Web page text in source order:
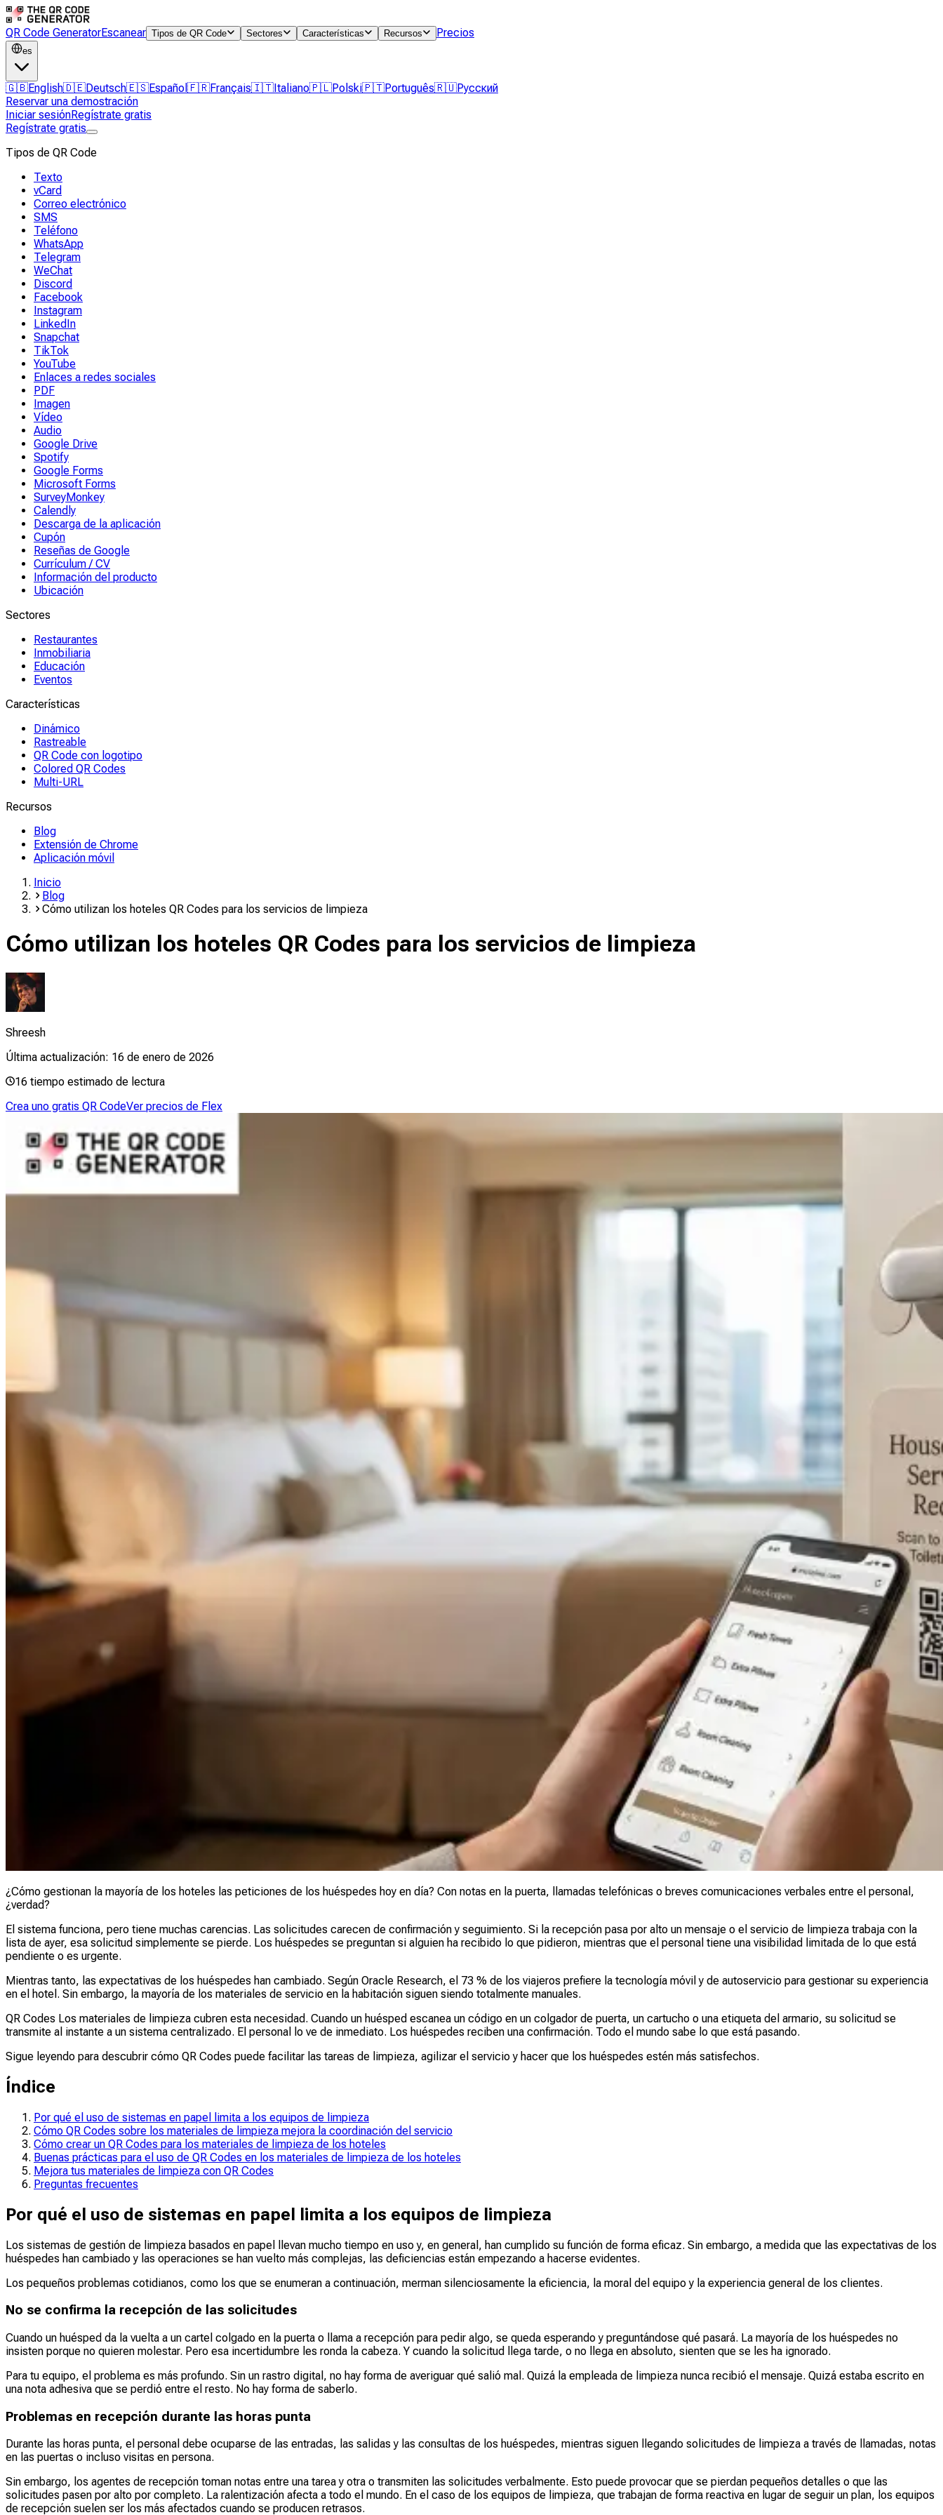
QR Code GeneratorEscanear Tipos de QR Code Sectores Características Recursos Precios
es
🇬🇧English🇩🇪Deutsch🇪🇸Español 🇫🇷Français🇮🇹Italiano🇵🇱Polski🇵🇹Português🇷🇺Русский
Reservar una demostración
Iniciar sesiónRegístrate gratis
Regístrate gratis
Tipos de QR Code
Texto
vCard
Correo electrónico
SMS
Teléfono
WhatsApp
Telegram
WeChat
Discord
Facebook
Instagram
LinkedIn
Snapchat
TikTok
YouTube
Enlaces a redes sociales
PDF
Imagen
Vídeo
Audio
Google Drive
Spotify
Google Forms
Microsoft Forms
SurveyMonkey
Calendly
Descarga de la aplicación
Cupón
Reseñas de Google
Currículum / CV
Información del producto
Ubicación
Sectores
Restaurantes
Inmobiliaria
Educación
Eventos
Características
Dinámico
Rastreable
QR Code con logotipo
Colored QR Codes
Multi-URL
Recursos
Blog
Extensión de Chrome
Aplicación móvil
Inicio
Blog
Cómo utilizan los hoteles QR Codes para los servicios de limpieza
Cómo utilizan los hoteles QR Codes para los servicios de limpieza
Shreesh
Última actualización: 16 de enero de 2026
16 tiempo estimado de lectura
Crea uno gratis QR CodeVer precios de Flex
¿Cómo gestionan la mayoría de los hoteles las peticiones de los huéspedes hoy en día? Con notas en la puerta, llamadas telefónicas o breves comunicaciones verbales entre el personal,
¿verdad?
El sistema funciona, pero tiene muchas carencias. Las solicitudes carecen de confirmación y seguimiento. Si la recepción pasa por alto un mensaje o el servicio de limpieza trabaja con la
lista de ayer, esa solicitud simplemente se pierde. Los huéspedes se preguntan si alguien ha recibido lo que pidieron, mientras que el personal tiene una visibilidad limitada de lo que está
pendiente o es urgente.
Mientras tanto, las expectativas de los huéspedes han cambiado. Según Oracle Research, el 73 % de los viajeros prefiere la tecnología móvil y de autoservicio para gestionar su experiencia
en el hotel. Sin embargo, la mayoría de los materiales de servicio en la habitación siguen siendo totalmente manuales.
QR Codes Los materiales de limpieza cubren esta necesidad. Cuando un huésped escanea un código en un colgador de puerta, un cartucho o una etiqueta del armario, su solicitud se
transmite al instante a un sistema centralizado. El personal lo ve de inmediato. Los huéspedes reciben una confirmación. Todo el mundo sabe lo que está pasando.
Sigue leyendo para descubrir cómo QR Codes puede facilitar las tareas de limpieza, agilizar el servicio y hacer que los huéspedes estén más satisfechos.
Índice
Por qué el uso de sistemas en papel limita a los equipos de limpieza
Cómo QR Codes sobre los materiales de limpieza mejora la coordinación del servicio
Cómo crear un QR Codes para los materiales de limpieza de los hoteles
Buenas prácticas para el uso de QR Codes en los materiales de limpieza de los hoteles
Mejora tus materiales de limpieza con QR Codes
Preguntas frecuentes
Por qué el uso de sistemas en papel limita a los equipos de limpieza
Los sistemas de gestión de limpieza basados en papel llevan mucho tiempo en uso y, en general, han cumplido su función de forma eficaz. Sin embargo, a medida que las expectativas de los
huéspedes han cambiado y las operaciones se han vuelto más complejas, las deficiencias están empezando a hacerse evidentes.
Los pequeños problemas cotidianos, como los que se enumeran a continuación, merman silenciosamente la eficiencia, la moral del equipo y la experiencia general de los clientes.
No se confirma la recepción de las solicitudes
Cuando un huésped da la vuelta a un cartel colgado en la puerta o llama a recepción para pedir algo, se queda esperando y preguntándose qué pasará. La mayoría de los huéspedes no
insisten porque no quieren molestar. Pero esa incertidumbre les ronda la cabeza. Y cuando la solicitud llega tarde, o no llega en absoluto, sienten que se les ha ignorado.
Para tu equipo, el problema es más profundo. Sin un rastro digital, no hay forma de averiguar qué salió mal. Quizá la empleada de limpieza nunca recibió el mensaje. Quizá estaba escrito en
una nota adhesiva que se perdió entre el resto. No hay forma de saberlo.
Problemas en recepción durante las horas punta
Durante las horas punta, el personal debe ocuparse de las entradas, las salidas y las consultas de los huéspedes, mientras siguen llegando solicitudes de limpieza a través de llamadas, notas
en las puertas o incluso visitas en persona.
Sin embargo, los agentes de recepción toman notas entre una tarea y otra o transmiten las solicitudes verbalmente. Esto puede provocar que se pierdan pequeños detalles o que las
solicitudes pasen por alto por completo. La ralentización afecta a todo el mundo. En el caso de los equipos de limpieza, que trabajan de forma reactiva en lugar de seguir un plan, los equipos
de recepción suelen ser los más afectados cuando se producen retrasos.